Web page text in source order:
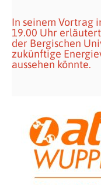
In seinem Vortrag
19.00 Uhr
der Bergischen
zukünftige
aussehen könnte.